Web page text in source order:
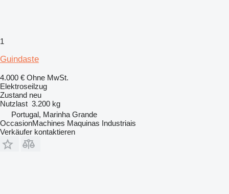
1
Guindaste
4.000 € Ohne MwSt.
Elektroseilzug
Zustand neu
Nutzlast 3.200 kg
Portugal, Marinha Grande
OccasionMachines Maquinas Industriais
Verkäufer kontaktieren